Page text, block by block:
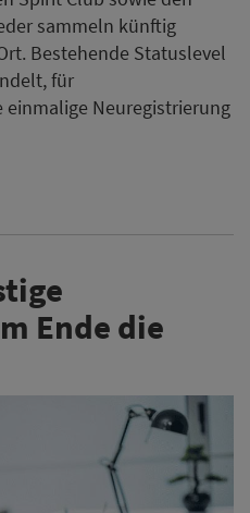
sammeln künftig
Bestehende Statuslevel
für
Neuregistrierung
Ende die